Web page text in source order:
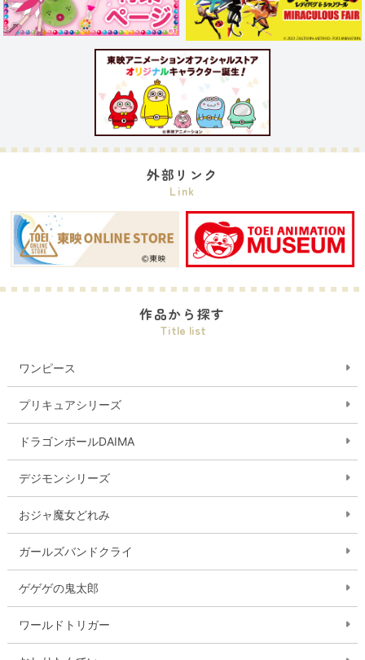
外部リンク
Link
作品から探す
Title list
ワンピース
プリキュアシリーズ
ドラゴンボールDAIMA
デジモンシリーズ
おジャ魔女どれみ
ガールズバンドクライ
ゲゲゲの鬼太郎
ワールドトリガー